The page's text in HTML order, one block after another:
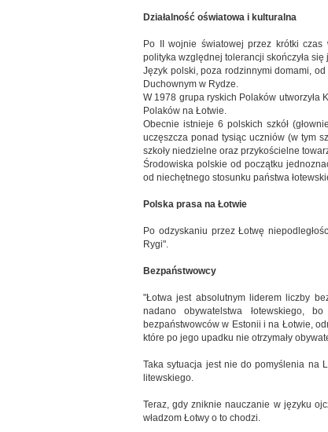
Działalność oświatowa i kulturalna
Po II wojnie światowej przez krótki czas
polityka względnej tolerancji skończyła
Język polski, poza rodzinnymi domami,
Duchownym w Rydze.
W 1978 grupa ryskich Polaków utworzyła
Polaków na Łotwie.
Obecnie istnieje 6 polskich szkół
uczęszcza ponad tysiąc uczniów (w tym
szkoły niedzielne oraz przykościelne
Środowiska polskie od początku
od niechętnego stosunku państwa
Polska prasa na Łotwie
Po odzyskaniu przez Łotwę
Rygi".
Bezpaństwowcy
"Łotwa jest absolutnym liderem liczby
nadano obywatelstwa łotewskiego,
bezpaństwowców w Estonii i na Łotwie,
które po jego upadku nie otrzymały
Taka sytuacja jest nie do pomyślenia na
litewskiego.
Teraz, gdy zniknie nauczanie w języku
władzom Łotwy o to chodzi.